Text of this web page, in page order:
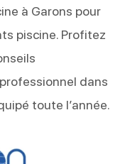
à Garons pour
piscine. Profitez
dans
toute l’année.